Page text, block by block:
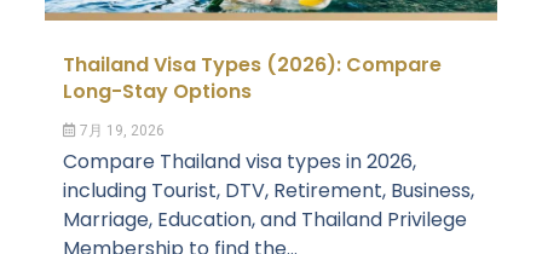
Thailand Visa Types (2026): Compare
Long-Stay Options
7月 19, 2026
Compare Thailand visa types in 2026,
including Tourist, DTV, Retirement, Business,
Marriage, Education, and Thailand Privilege
Membership to find the...